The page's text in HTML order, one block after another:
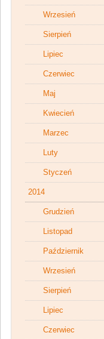
Wrzesień
Sierpień
Lipiec
Czerwiec
Maj
Kwiecień
Marzec
Luty
Styczeń
2014
Grudzień
Listopad
Październik
Wrzesień
Sierpień
Lipiec
Czerwiec